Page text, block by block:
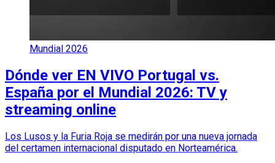
Mundial 2026
Dónde ver EN VIVO Portugal vs.
España por el Mundial 2026: TV y
streaming online
Los Lusos y la Furia Roja se medirán por una nueva jornada
del certamen internacional disputado en Norteamérica.